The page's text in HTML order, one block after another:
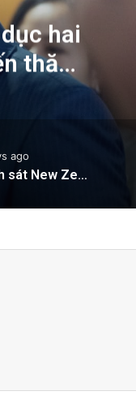
hai
thăm
ago
Cảnh sát New Zealand bày tỏ lo ngại về hành động của hai quan chức Việt Nam